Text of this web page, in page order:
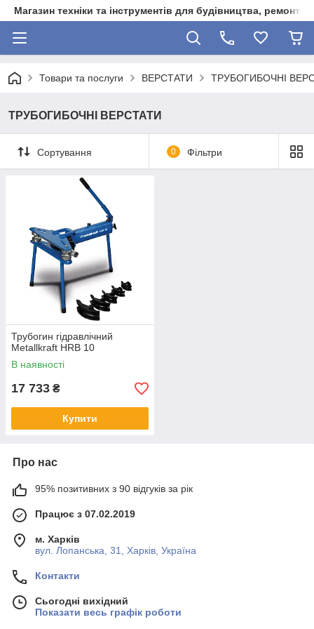
Магазин техніки та інструментів для будівництва, ремонту,
Товари та послуги ВЕРСТАТИ ТРУБОГИБОЧНІ
ТРУБОГИБОЧНІ ВЕРСТАТИ
Сортування 0 Фільтри
Трубогин гідравлічний
Metallkraft HRB 10
В наявності
17 733 ₴
Купити
Про нас
95% позитивних з 90 відгуків за рік
Працює з 07.02.2019
м. Харків
вул. Лопанська, 31, Харків, Україна
Контакти
Сьогодні вихідний
Показати весь графік роботи